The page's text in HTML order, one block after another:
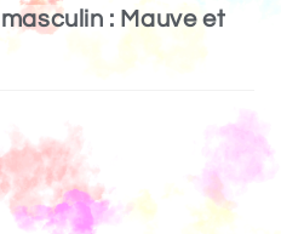
: Mauve et